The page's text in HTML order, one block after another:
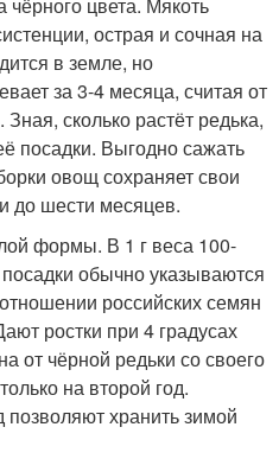
острая и сочная на
в земле, но
за 3-4 месяца, считая от
сколько растёт редька,
посадки. Выгодно сажать
овощ сохраняет свои
до шести месяцев.
формы. В 1 г веса 100-
обычно указываются
российских семян
ростки при 4 градусах
от чёрной редьки со своего
на второй год.
хранить зимой